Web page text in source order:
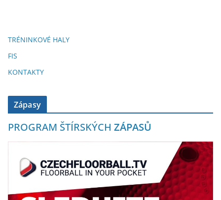
TRÉNINKOVÉ HALY
FIS
KONTAKTY
Zápasy
PROGRAM ŠTÍRSKÝCH ZÁPASŮ